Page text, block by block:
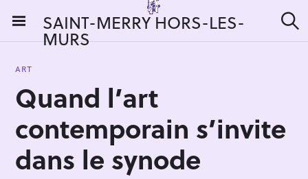
i
SAINT-MERRY HORS-LES-
MURS e
ART
Quand l’art
contemporain s’invite
dans le synode